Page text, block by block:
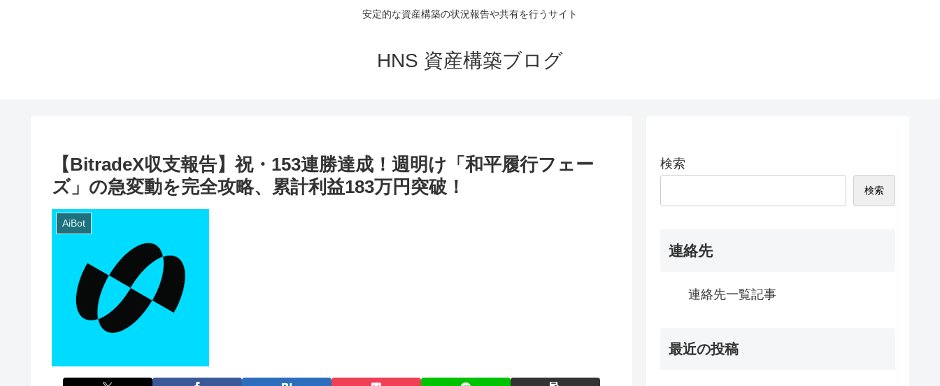
安定的な資産構築の状況報告や共有を行うサイト
HNS 資産構築ブログ
【BitradeX収支報告】祝・153連勝達成！週明け「和平履行フェー
ズ」の急変動を完全攻略、累計利益183万円突破！
AiBot
検索
検索
連絡先
連絡先一覧記事
最近の投稿